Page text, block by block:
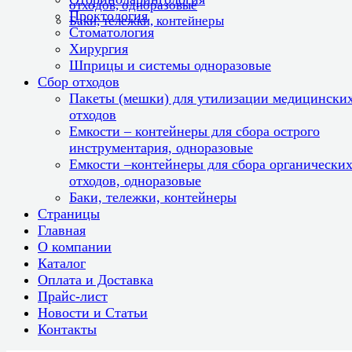
отходов, одноразовые
Баки, тележки, контейнеры
Проктология
Стоматология
Хирургия
Шприцы и системы одноразовые
Сбор отходов
Пакеты (мешки) для утилизации
отходов
Емкости – контейнеры для сбора острого
инструментария, одноразовые
Емкости –контейнеры для сбора органических
отходов, одноразовые
Баки, тележки, контейнеры
Страницы
Главная
О компании
Каталог
Оплата и Доставка
Прайс-лист
Новости и Статьи
Контакты